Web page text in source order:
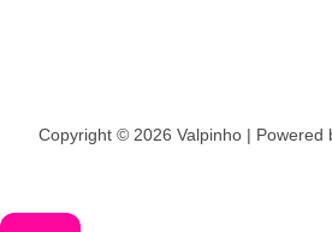
Copyright © 2026 Valpinho | Powered